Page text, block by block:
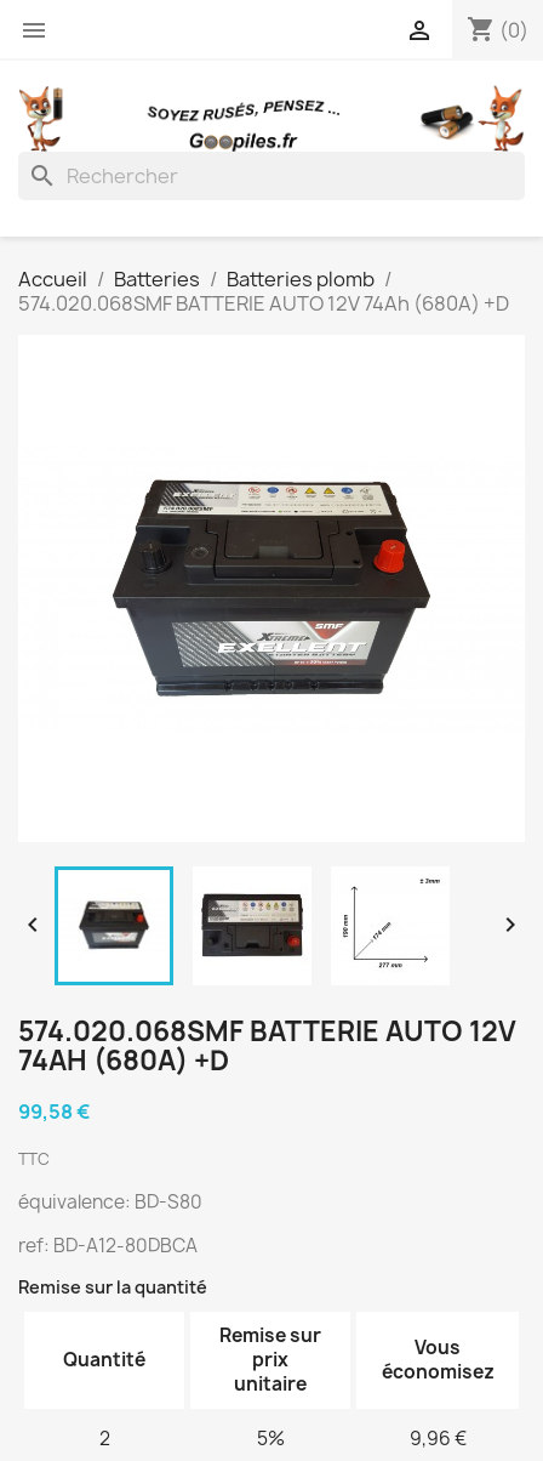
 shopping_cart (0)

search
Accueil Batteries
Batteries plomb
574.020.068SMF BATTERIE AUTO 12V 74Ah (680A) +D
 
574.020.068SMF BATTERIE AUTO 12V
74AH (680A) +D
99,58 €
TTC
équivalence: BD-S80
ref: BD-A12-80DBCA
Remise sur la quantité
Quantité
Remise sur
prix
unitaire
Vous
économisez
2 5% 9,96 €